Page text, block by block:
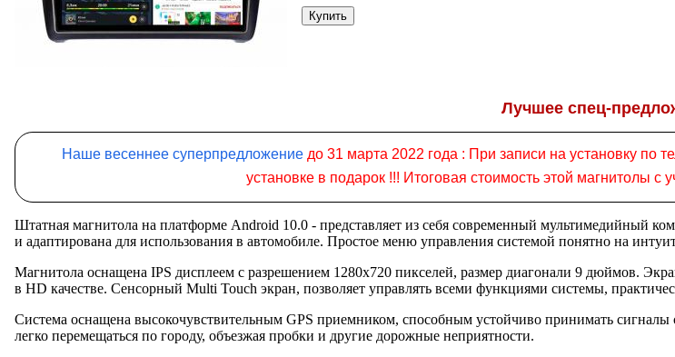
Лучшее спец-
Наше весеннее суперпредложение до 31 марта 2022 года : При записи на установку по
установке в подарок !!! Итоговая стоимость этой магнитолы с
Штатная магнитола на платформе Android 10.0 - представляет из себя современный мультимедийный
и адаптирована для использования в автомобиле. Простое меню управления системой понятно на
Магнитола оснащена IPS дисплеем с разрешением 1280x720 пикселей, размер диагонали 9 дюймов.
в HD качестве. Сенсорный Multi Touch экран, позволяет управлять всеми функциями системы,
Система оснащена высокочувствительным GPS приемником, способным устойчиво принимать сигналы
легко перемещаться по городу, объезжая пробки и другие дорожные неприятности.